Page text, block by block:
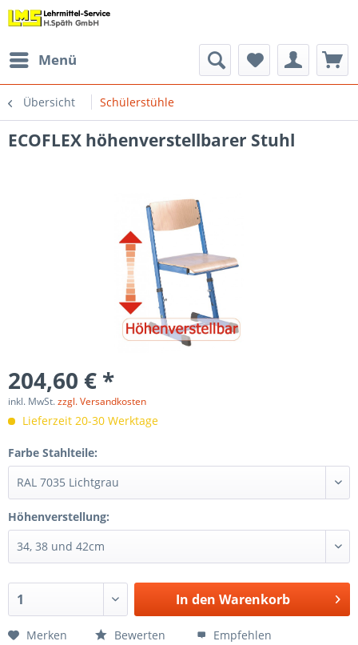
Menü
Übersicht Schülerstühle
ECOFLEX höhenverstellbarer Stuhl
204,60 € *
inkl. MwSt.zzgl. Versandkosten
Lieferzeit 20-30 Werktage
Farbe Stahlteile:
Höhenverstellung:
In den Warenkorb
Merken Bewerten Empfehlen